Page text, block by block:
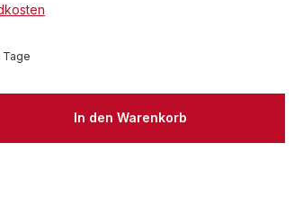
den gewünschten Wert
In den Warenkorb